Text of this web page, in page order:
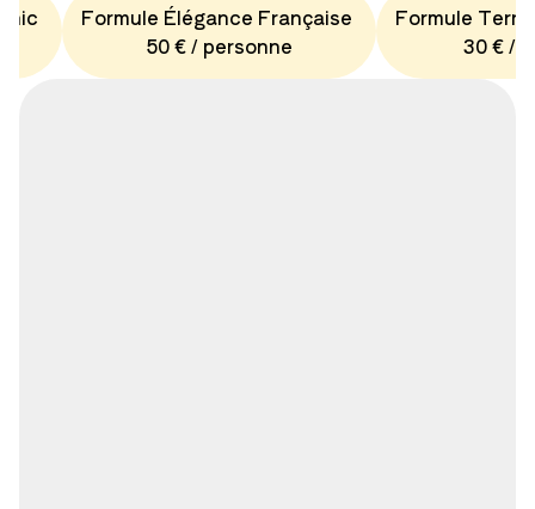
Formule Élégance Française
50 € / personne
Formule
30 € /